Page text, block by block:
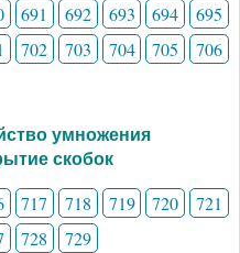
691 692 693 694
695
702 703 704 705
706
умножения
скобок
717 718 719 720
721
728 729